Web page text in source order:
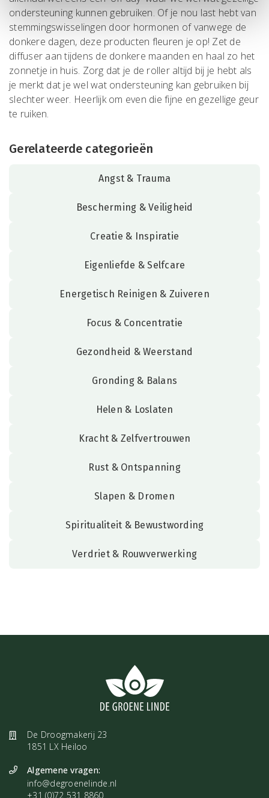
ondersteuning kunnen gebruiken. Of je nou last hebt van
stemmingswisselingen door hormonen of vanwege de
donkere dagen, deze producten fleuren je op! Zet de
diffuser aan tijdens de donkere maanden en haal zo het
zonnetje in huis. Zorg dat je de roller altijd bij je hebt als
je merkt dat je wel wat ondersteuning kan gebruiken bij
slechter weer. Heerlijk om even die fijne en gezellige geur
te ruiken.
Gerelateerde categorieën
Angst & Trauma
Bescherming & Veiligheid
Creatie & Inspiratie
Eigenliefde & Selfcare
Energetisch Reinigen & Zuiveren
Focus & Concentratie
Gezondheid & Weerstand
Gronding & Balans
Helen & Loslaten
Kracht & Zelfvertrouwen
Rust & Ontspanning
Slapen & Dromen
Spiritualiteit & Bewustwording
Verdriet & Rouwverwerking
De Droogmakerij 23
1851 LX Heiloo
Algemene vragen:
info@degroenelinde.nl
+31 (0)72 531 8860